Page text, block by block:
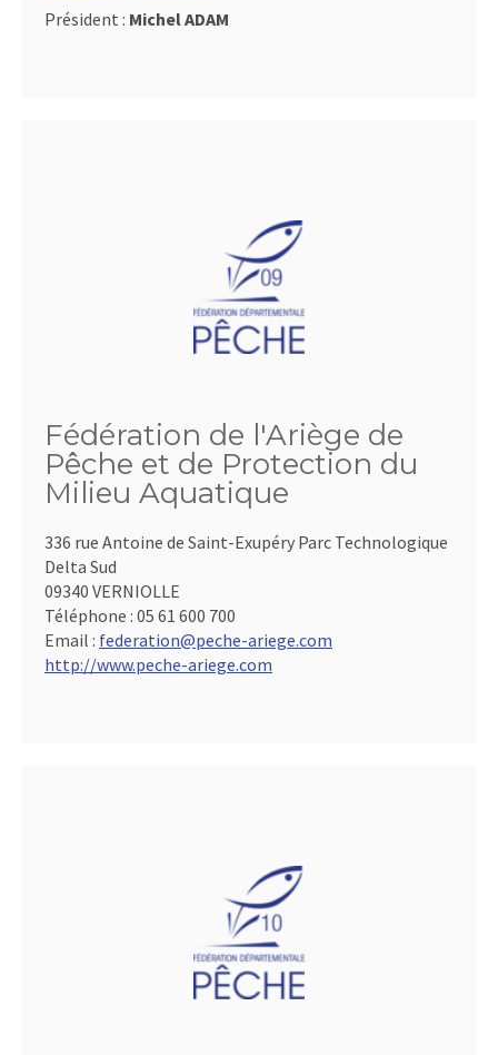
Président : Michel ADAM
Fédération de l'Ariège de
Pêche et de Protection du
Milieu Aquatique
336 rue Antoine de Saint-Exupéry Parc Technologique
Delta Sud
09340 VERNIOLLE
Téléphone : 05 61 600 700
Email : federation@peche-ariege.com
http://www.peche-ariege.com